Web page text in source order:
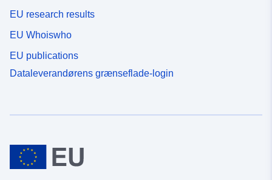
EU research results
EU Whoiswho
EU publications
Dataleverandørens grænseflade-login